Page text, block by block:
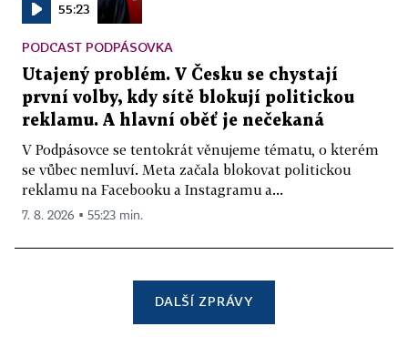
55:23
PODCAST PODPÁSOVKA
Utajený problém. V Česku se chystají
první volby, kdy sítě blokují politickou
reklamu. A hlavní oběť je nečekaná
V Podpásovce se tentokrát věnujeme tématu, o kterém
se vůbec nemluví. Meta začala blokovat politickou
reklamu na Facebooku a Instagramu a...
7. 8. 2026 ▪ 55:23 min.
DALŠÍ ZPRÁVY